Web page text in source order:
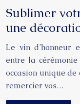
Sublimer
une
Le vin d’honneur
entre la
occasion unique
remercier vos…